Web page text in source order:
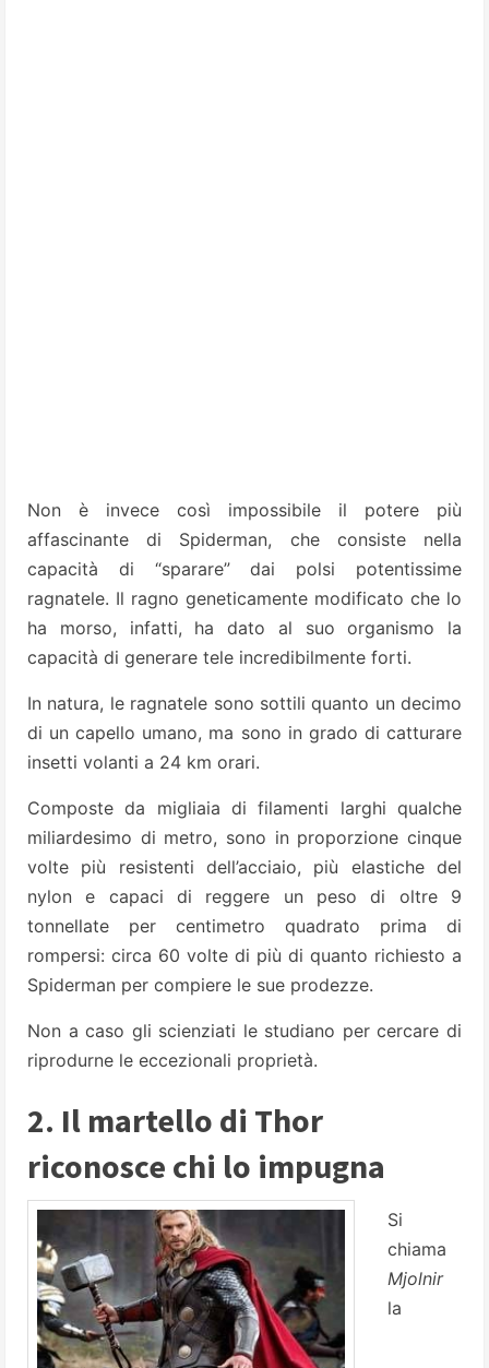
Non è invece così impossibile il potere più
affascinante di Spiderman, che consiste nella
capacità di “sparare” dai polsi potentissime
ragnatele. Il ragno geneticamente modificato che lo
ha morso, infatti, ha dato al suo organismo la
capacità di generare tele incredibilmente forti.
In natura, le ragnatele sono sottili quanto un decimo
di un capello umano, ma sono in grado di catturare
insetti volanti a 24 km orari.
Composte da migliaia di filamenti larghi qualche
miliardesimo di metro, sono in proporzione cinque
volte più resistenti dell’acciaio, più elastiche del
nylon e capaci di reggere un peso di oltre 9
tonnellate per centimetro quadrato prima di
rompersi: circa 60 volte di più di quanto richiesto a
Spiderman per compiere le sue prodezze.
Non a caso gli scienziati le studiano per cercare di
riprodurne le eccezionali proprietà.
2. Il martello di Thor
riconosce chi lo impugna
Si
chiama
Mjolnir
la